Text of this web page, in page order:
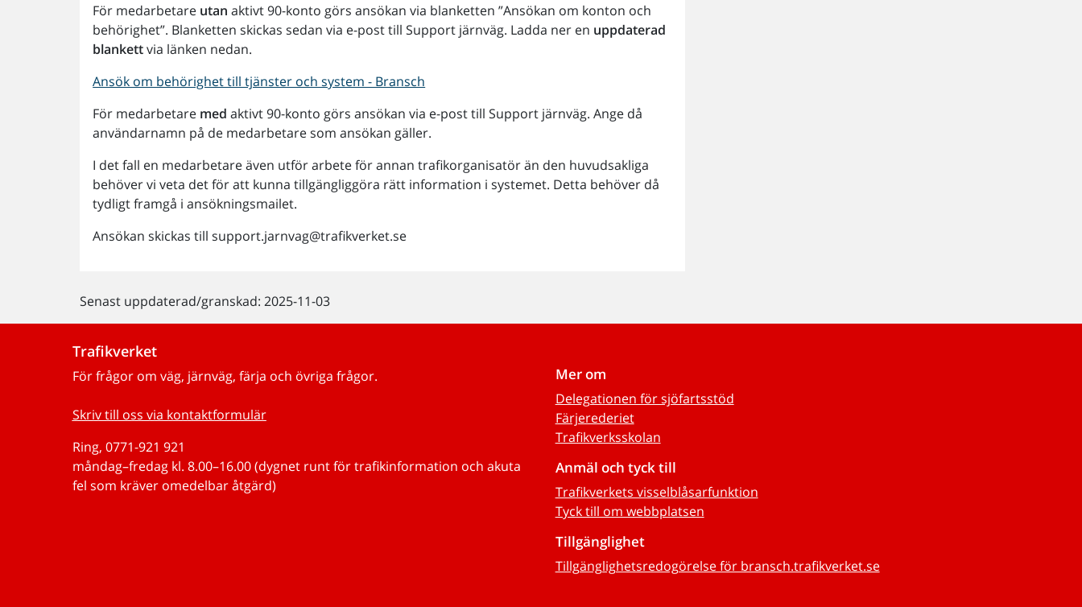
För medarbetare utan aktivt 90-konto görs ansökan via blanketten ”Ansökan om konton och
behörighet”. Blanketten skickas sedan via e-post till Support järnväg. Ladda ner en uppdaterad
blankettvia länken nedan.
Ansök om behörighet till tjänster och system - Bransch
För medarbetare med aktivt 90-konto görs ansökan via e-post till Support järnväg. Ange då
användarnamn på de medarbetare som ansökan gäller.
I det fall en medarbetare även utför arbete för annan trafikorganisatör än den huvudsakliga
behöver vi veta det för att kunna tillgängliggöra rätt information i systemet. Detta behöver då
tydligt framgå i ansökningsmailet.
Ansökan skickas till support.jarnvag@trafikverket.se
Senast uppdaterad/granskad: 2025-11-03
Trafikverket
För frågor om väg, järnväg, färja och övriga frågor.
Skriv till oss via kontaktformulär
Ring, 0771-921 921
måndag–fredag kl. 8.00–16.00 (dygnet runt för trafikinformation och akuta
fel som kräver omedelbar åtgärd)
Mer om
Delegationen för sjöfartsstöd
Färjerederiet
Trafikverksskolan
Anmäl och tyck till
Trafikverkets visselblåsarfunktion
Tyck till om webbplatsen
Tillgänglighet
Tillgänglighetsredogörelse för bransch.trafikverket.se